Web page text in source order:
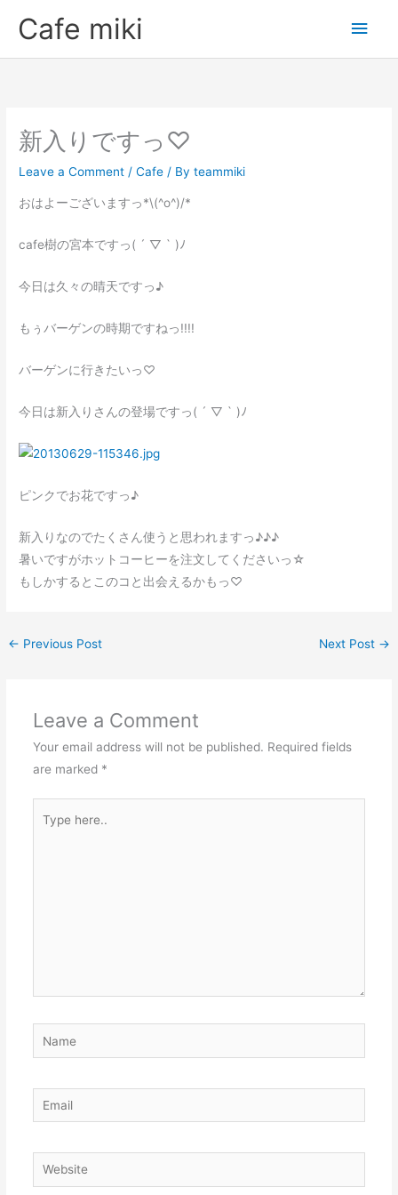
Cafe miki
Main
新入りですっ♡
Leave a Comment /Cafe / Byteammiki
おはよーございますっ*\(^o^)/*
cafe樹の宮本ですっ( ´ ▽ ` )ﾉ
今日は久々の晴天ですっ♪
もぅバーゲンの時期ですねっ!!!!
バーゲンに行きたいっ♡
今日は新入りさんの登場ですっ( ´ ▽ ` )ﾉ
ピンクでお花ですっ♪
新入りなのでたくさん使うと思われますっ♪♪♪
暑いですがホットコーヒーを注文してくださいっ☆
もしかするとこのコと出会えるかもっ♡
← Previous Post Next Post →
Leave a Comment
Your email address will not be published. Required fields
are marked *
here..
Name
Email
Website